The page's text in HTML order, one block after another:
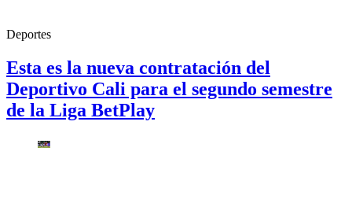
Deportes
Esta es la nueva contratación del
Deportivo Cali para el segundo semestre
de la Liga BetPlay